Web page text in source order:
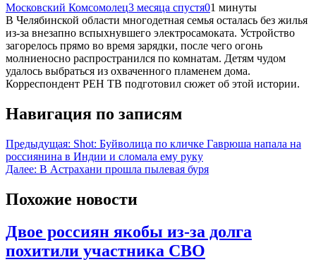
Московский Комсомолец3 месяца спустя01 минуты
В Челябинской области многодетная семья осталась без жилья
из‑за внезапно вспыхнувшего электросамоката. Устройство
загорелось прямо во время зарядки, после чего огонь
молниеносно распространился по комнатам. Детям чудом
удалось выбраться из охваченного пламенем дома.
Корреспондент РЕН ТВ подготовил сюжет об этой истории.
Навигация по записям
Предыдущая: Shot: Буйволица по кличке Гаврюша напала на
россиянина в Индии и сломала ему руку
Далее: В Астрахани прошла пылевая буря
Похожие новости
Двое россиян якобы из-за долга
похитили участника СВО